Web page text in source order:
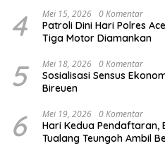
4 Mei 15, 2026 0 Komentar
Patroli Dini Hari Polres
Tiga Motor Diamankan
5 Mei 18, 2026 0 Komentar
Sosialisasi Sensus
Bireuen
6 Mei 19, 2026 0 Komentar
Hari Kedua Pendaftaran,
Tualang Teungoh Ambil